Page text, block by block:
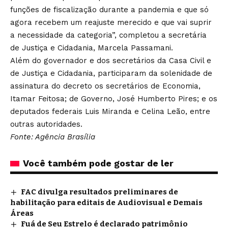
funções de fiscalização durante a pandemia e que só
agora recebem um reajuste merecido e que vai suprir
a necessidade da categoria”, completou a secretária
de Justiça e Cidadania, Marcela Passamani.
Além do governador e dos secretários da Casa Civil e
de Justiça e Cidadania, participaram da solenidade de
assinatura do decreto os secretários de Economia,
Itamar Feitosa; de Governo, José Humberto Pires; e os
deputados federais Luis Miranda e Celina Leão, entre
outras autoridades.
Fonte: Agência Brasília
Você também pode gostar de ler
FAC divulga resultados preliminares de
habilitação para editais de Audiovisual e Demais
Áreas
Fuá de Seu Estrelo é declarado patrimônio